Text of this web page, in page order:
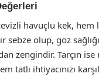
havuçlu kek,
sebze olup, göz
zengindir. Tarçın
tatlı ihtiyacınızı